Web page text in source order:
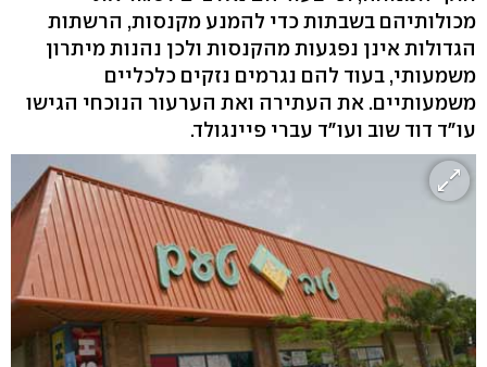
מכולותיהם בשבתות כדי להמנע מקנסות, הרשתות
הגדולות אינן נפגעות מהקנסות ולכן נהנות מיתרון
משמעותי, בעוד להם נגרמים נזקים כלכליים
משמעותיים. את העתירה ואת הערעור הנוכחי הגישו
עו"ד דוד שוב ועו"ד עברי פיינגולד.